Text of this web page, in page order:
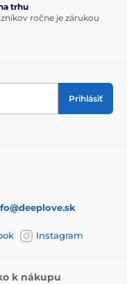
trhu
ročne je zárukou
Prihlásiť
Instagram
k nákupu